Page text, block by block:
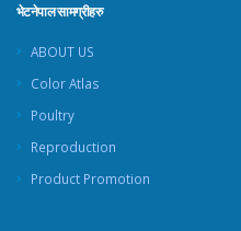
भेटनेपाल सामग्रीहरु
ABOUT US
Color Atlas
Poultry
Reproduction
Product Promotion